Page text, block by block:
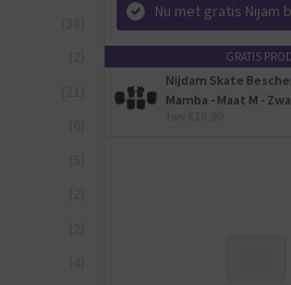
Nu met gratis Nijam
GRATIS
Nijdam Skate
Mamba - Maat M -